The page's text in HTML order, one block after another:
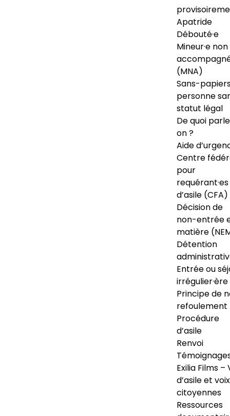
Apatride
Débouté·e
Mineur·e non
(MNA)
Sans-
personne
statut légal
De quoi
on ?
Aide
Centre
pour
requérant·es
d’asile (CFA)
Décision de
non-entrée
matière
Détention
Entrée ou
irrégulier·ère
Principe de
refoulement
Procédure
d’asile
Renvoi
Exilia Films –
d’asile et voix
citoyennes
Ressources